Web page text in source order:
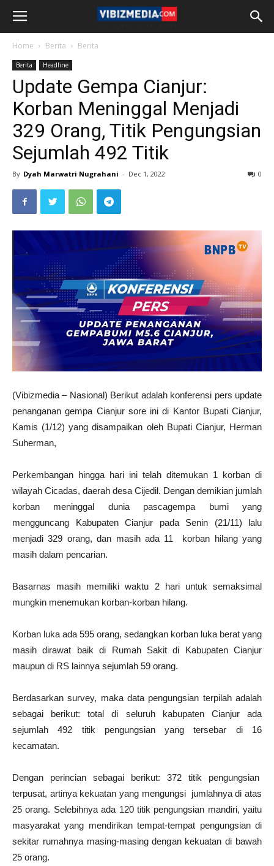
Home Berita Berita
Berita Headline
Update Gempa Cianjur:
Korban Meninggal Menjadi
329 Orang, Titik Pengungsian
Sejumlah 492 Titik
By Dyah Marwatri Nugrahani - Dec 1, 2022 0
(Vibizmedia – Nasional) Berikut adalah konferensi pers update
penanganan gempa Cianjur sore ini di Kantor Bupati Cianjur,
Kamis (1/12) yang disampaikan oleh Bupati Cianjur, Herman
Suherman,
Perkembangan hingga hari ini telah ditemukan 1 korban di
wilayah Cicadas, daerah desa Cijedil. Dengan demikian jumlah
korban meninggal dunia pascagempa bumi yang
mengguncang Kabupaten Cianjur pada Senin (21/11) lalu
menjadi 329 orang, dan masih ada 11
korban hilang yang
masih dalam pencarian.
Basarnas masih memiliki waktu 2 hari untuk semaksimal
mungkin menemukan korban-korban hilang.
Korban luka ada 595 orang, sedangkan korban luka berat yang
masih dirawat baik di Rumah Sakit di Kabupaten Cianjur
maupun di RS lainnya sejumlah 59 orang.
Berdasarkan survey, maka data pengungsian terpilah adalah
sebagai berikut: total di seluruh kabupaten Cianjur ada
sejumlah 492 titik pengungsian yang tersebar di 16
kecamatan.
Dengan perincian sebagai berikut: 372 titik pengungsian
terpusat, artinya kekuatan yang mengungsi
jumlahnya di atas
25 orang. Selebihnya ada 120 titik pengungsian mandiri, yaitu
masyarakat yang mendirikan tempat-tempat pengungsian di
sekitar rumahnya masing-masing dengan kekuatan di bawah
25 orang.